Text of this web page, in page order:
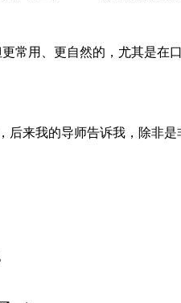
常用、更自然的，尤其是在
后来我的导师告诉我，除非